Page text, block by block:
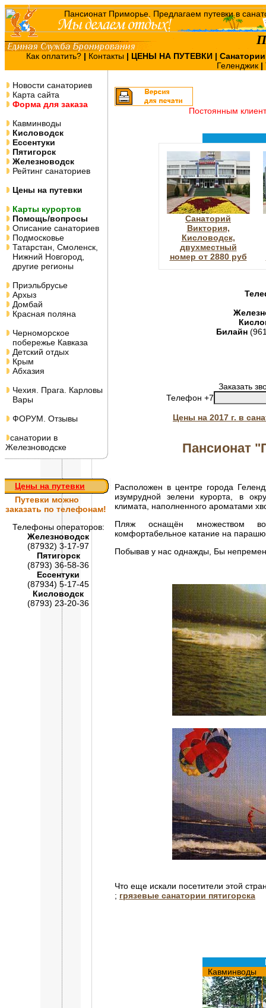
Как оплатить? | Контакты | ЦЕНЫ НА ПУТЕВКИ |
Геленджик |
Новости санаториев
Карта сайта
Форма для заказа
Кавминводы
Кисловодск
Ессентуки
Пятигорск
Железноводск
Рейтинг санаториев
Цены на путевки
Карты курортов
Помощь/вопросы
Описание санаториев
Подмосковье
Татарстан, Смоленск,
Нижний Новгород,
другие регионы
Приэльбрусье
Архыз
Домбай
Красная поляна
Черноморское
побережье Кавказа
Детский отдых
Крым
Абхазия
Чехия. Прага. Карловы
Вары
ФОРУМ. Отзывы
санатории в
Железноводске
Цены на путевки
Путевки можно
заказать по телефонам!
Телефоны операторов:
Железноводск
(87932) 3-17-97
Пятигорск
(8793) 36-58-36
Ессентуки
(87934) 5-17-45
Кисловодск
(8793) 23-20-36
Постоянным
Санаторий
Виктория,
Кисловодск,
двухместный
номер от 2880 руб
Билайн
Заказать
Телефон +7
Цены на 2017 г. в
Пансионат
Расположен в центре города
изумрудной зелени курорта, в
климата, наполненного ароматами
Пляж оснащён множеством
комфортабельное катание на
Побывав у нас однажды, Бы
Что еще искали посетители этой
; грязевые санатории пятигорска
Кавминводы